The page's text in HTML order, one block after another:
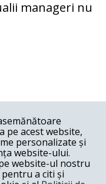
manageri nu
pe acest website,
personalizate și
website-ului.
website-ul nostru
a citi și